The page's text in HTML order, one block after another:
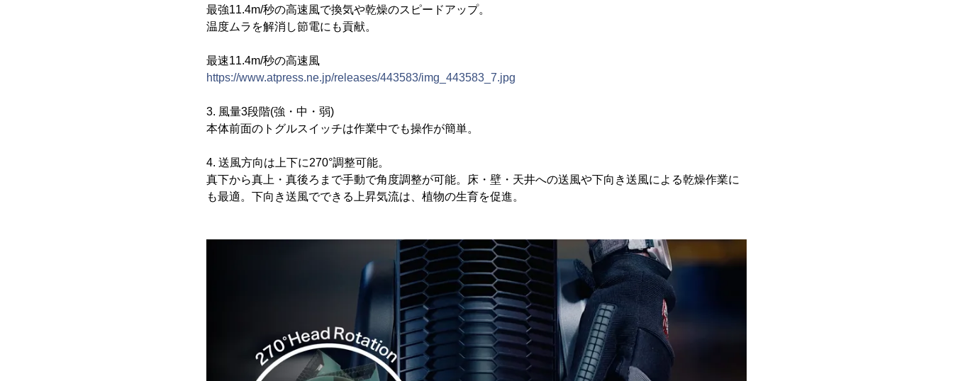
最強11.4m/秒の高速風で換気や乾燥のスピードアップ。
温度ムラを解消し節電にも貢献。
最速11.4m/秒の高速風
https://www.atpress.ne.jp/releases/443583/img_443583_7.jpg
3. 風量3段階(強・中・弱)
本体前面のトグルスイッチは作業中でも操作が簡単。
4. 送風方向は上下に270°調整可能。
真下から真上・真後ろまで手動で角度調整が可能。床・壁・天井への送風や下向き送風による乾燥作業に
も最適。下向き送風でできる上昇気流は、植物の生育を促進。